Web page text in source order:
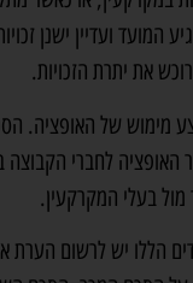
המועד ועדיין ישנן
את יתרת הזכויות.
מימוש של האופציה.
האופציה לחברי הקבוצה
בעלי המקרקעין.
הללו יש לרשום הערת